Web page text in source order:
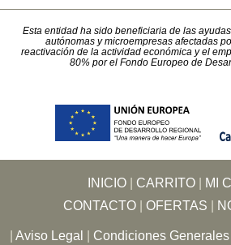
Esta entidad ha sido beneficiaria de las
autónomas y microempresas afectadas
reactivación de la actividad económica y el
80% por el Fondo Europeo de
INICIO| CARRITO|
MI
CONTACTO| OFERTAS
Aviso Legal Condiciones